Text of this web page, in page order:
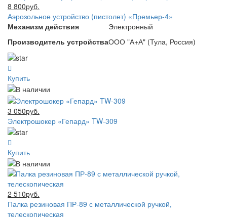
8 800руб.
Аэрозольное устройство (пистолет) «Премьер-4»
Механизм действия
Электронный
Производитель устройстваООО "А+А" (Тула, Россия)
Купить
3 050руб.
Электрошокер «Гепард» TW-309
Купить
2 510руб.
Палка резиновая ПР-89 с металлической ручкой,
телескопическая